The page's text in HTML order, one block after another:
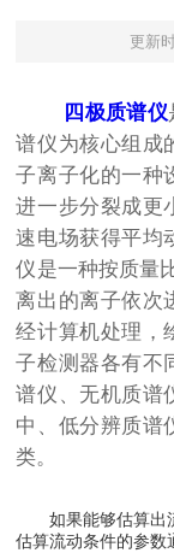
更新
四极质谱仪
谱仪为核心组成
子离子化的一种
进一步分裂成更
速电场获得平均
仪是一种按质量
离出的离子依次
经计算机处理，
子检测器各有不
谱仪、无机质谱
中、低分辨质谱
类。
如果能够估算出流
估算流动条件的参数